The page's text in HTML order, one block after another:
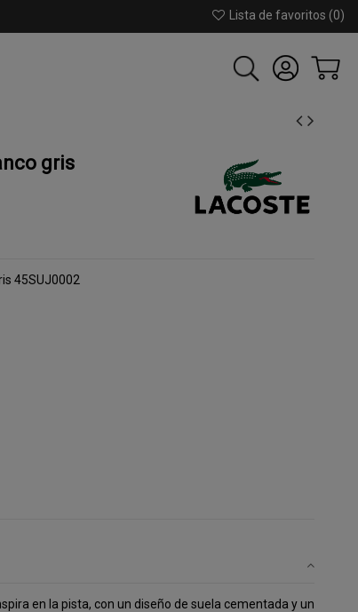
Lista de favoritos (0)
gris
45SUJ0002
en la pista, con un diseño de suela cementada y un